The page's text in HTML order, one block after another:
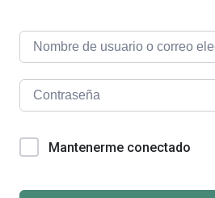
Mantenerme conectado